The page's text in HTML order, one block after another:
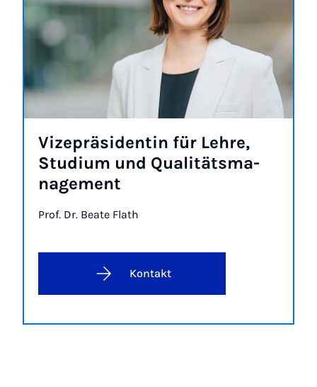
Vi­ze­prä­si­den­tin für Leh­re,
Stu­di­um und Qua­li­täts­ma­
na­ge­ment
Prof. Dr. Be­a­te Flath
Kontakt